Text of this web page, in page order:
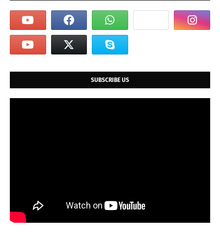
மொபைல் ஆப்: TNSTC Official App
மூலமாகவும் எளிதாகப்
பதிவு செய்யலாம்.
பயணிகள் தகவல்களைப் பெறவும்,
உதவிகளுக்கும்9444018898என்ற வாட்ஸ்அப் எண்ணைத்
தொடர்பு கொள்ளலாம்.
கேட்டுக்கொண்டுள்ளது.
SUBSCRIBE US